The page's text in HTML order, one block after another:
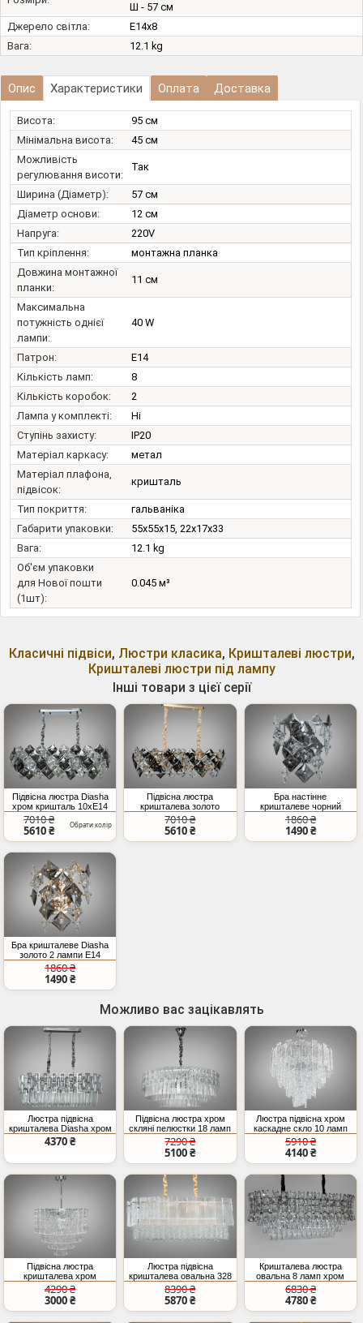
Ш - 57 см
Джерело світла:
E14х8
Вага:
12.1 kg
Опис Характеристики Оплата Доставка
Висота:
95 см
Мінімальна висота:
45 см
Можливість
регулювання висоти:
Так
Ширина (Діаметр):
57 см
Діаметр основи:
12 см
Напруга:
220V
Тип кріплення:
монтажна планка
Довжина монтажної
планки:
11 см
Максимальна
потужність однієї
лампи:
40 W
Патрон:
E14
Кількість ламп:
8
Кількість коробок:
2
Лампа у комплекті:
Ні
Ступінь захисту:
IP20
Матеріал каркасу:
метал
Матеріал плафона,
підвісок:
кришталь
Тип покриття:
гальваніка
Габарити упаковки:
55x55x15, 22x17x33
Вага:
12.1 kg
Об'єм упаковки
для Нової пошти
(1шт):
0.045 м³
Класичні підвіси, Люстри класика, Кришталеві люстри,
Кришталеві люстри під лампу
Інші товари з цієї серії
Підвісна люстра Diasha
хром кришталь 10xE14
7010 ₴
5610 ₴ Обрати колір
Підвісна люстра
кришталева золото
10xE14
7010 ₴
5610 ₴
Бра настінне
кришталеве чорний
хром 2xE14
1860 ₴
1490 ₴
Бра кришталеве Diasha
золото 2 лампи E14
класика
1860 ₴
1490 ₴
Можливо вас зацікавлять
Люстра підвісна
кришталева Diasha хром
12xE14
4370 ₴
Підвісна люстра хром
скляні пелюстки 18 ламп
діаметр 73 см
7290 ₴
5100 ₴
Люстра підвісна хром
каскадне скло 10 ламп
E14 для вітальні
5910 ₴
4140 ₴
Підвісна люстра
кришталева хром
каскадні скляні підвіси
4290 ₴
3000 ₴
Люстра підвісна
кришталева овальна 328
золото 10 ламп E14
8390 ₴
5870 ₴
Кришталева люстра
овальна 8 ламп хром
модель
6830 ₴
4780 ₴